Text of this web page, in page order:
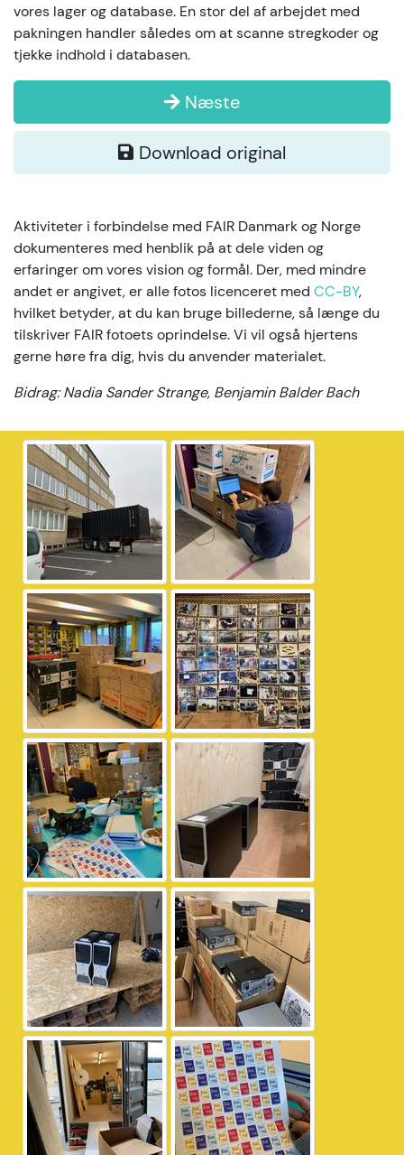
vores lager og database. En stor del af arbejdet med
pakningen handler således om at scanne stregkoder og
tjekke indhold i databasen.
Næste
Download original
Aktiviteter i forbindelse med FAIR Danmark og Norge
dokumenteres med henblik på at dele viden og
erfaringer om vores vision og formål. Der, med mindre
andet er angivet, er alle fotos licenceret med CC-BY,
hvilket betyder, at du kan bruge billederne, så længe du
tilskriver FAIR fotoets oprindelse. Vi vil også hjertens
gerne høre fra dig, hvis du anvender materialet.
Bidrag: Nadia Sander Strange, Benjamin Balder Bach